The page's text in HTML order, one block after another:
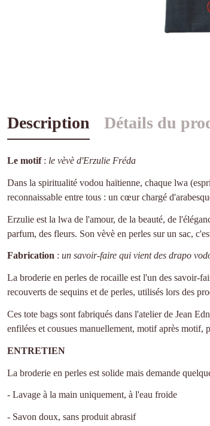
Description Détails du
Le motif: le vèvè d'Erzulie Fréda
Dans la spiritualité vodou haïtienne, chaque lwa
reconnaissable entre tous : un cœur chargé
Erzulie est la lwa de l'amour, de la beauté, de
parfum, des fleurs. Son vèvè en perles sur un sac,
Fabrication : un savoir-faire qui vient des drapo
La broderie en perles de rocaille est l'un des savoir-
recouverts de sequins et de perles, utilisés lors des
Ces tote bags sont fabriqués dans l'atelier de Jean
enfilées et cousues manuellement, motif après motif,
ENTRETIEN
La broderie en perles est solide mais demande
- Lavage à la main uniquement, à l'eau froide
- Savon doux, sans produit abrasif